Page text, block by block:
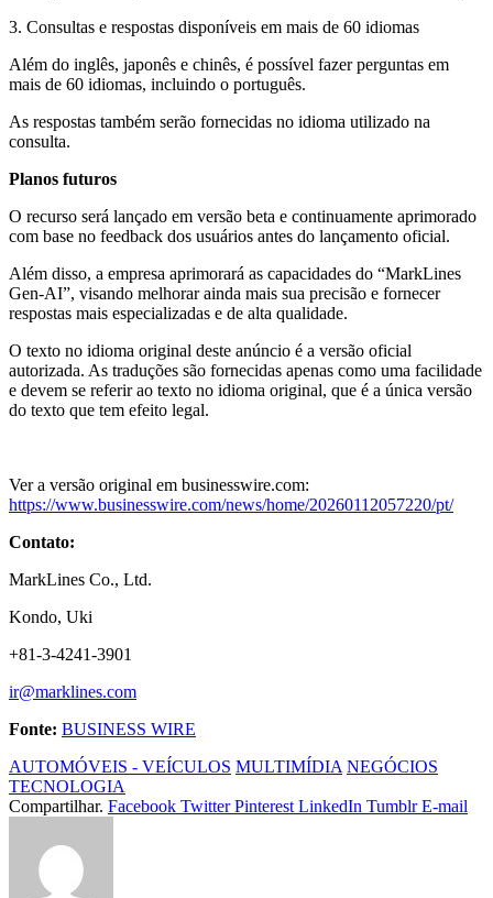
3. Consultas e respostas disponíveis em mais de 60 idiomas
Além do inglês, japonês e chinês, é possível fazer perguntas em
mais de 60 idiomas, incluindo o português.
As respostas também serão fornecidas no idioma utilizado na
consulta.
Planos futuros
O recurso será lançado em versão beta e continuamente aprimorado
com base no feedback dos usuários antes do lançamento oficial.
Além disso, a empresa aprimorará as capacidades do “MarkLines
Gen-AI”, visando melhorar ainda mais sua precisão e fornecer
respostas mais especializadas e de alta qualidade.
O texto no idioma original deste anúncio é a versão oficial
autorizada. As traduções são fornecidas apenas como uma facilidade
e devem se referir ao texto no idioma original, que é a única versão
do texto que tem efeito legal.
Ver a versão original em businesswire.com:
https://www.businesswire.com/news/home/20260112057220/pt/
Contato:
MarkLines Co., Ltd.
Kondo, Uki
+81-3-4241-3901
ir@marklines.com
Fonte: BUSINESS WIRE
AUTOMÓVEIS - VEÍCULOS MULTIMÍDIA NEGÓCIOS
TECNOLOGIA
Compartilhar. Facebook Twitter Pinterest LinkedIn Tumblr E-mail